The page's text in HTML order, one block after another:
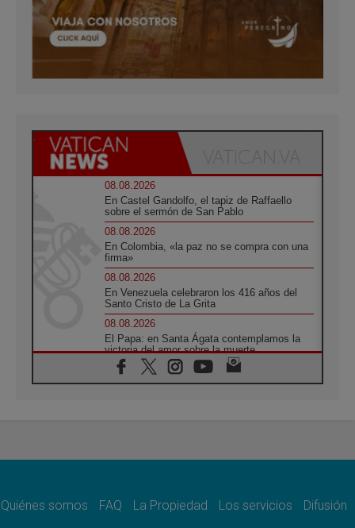
08.08.2026
En Castel Gandolfo, el tapiz de Raffaello
sobre el sermón de San Pablo
08.08.2026
En Colombia, «la paz no se compra con una
firma»
08.08.2026
En Venezuela celebraron los 416 años del
Santo Cristo de La Grita
08.08.2026
El Papa: en Santa Ágata contemplamos la
victoria del amor sobre la muerte
08.08.2026
León XIV visitará el Santuario de la Madre
07.08.2026
07.08.2026
Quiénes somos FAQ La Propiedad Los servicios
Difusión